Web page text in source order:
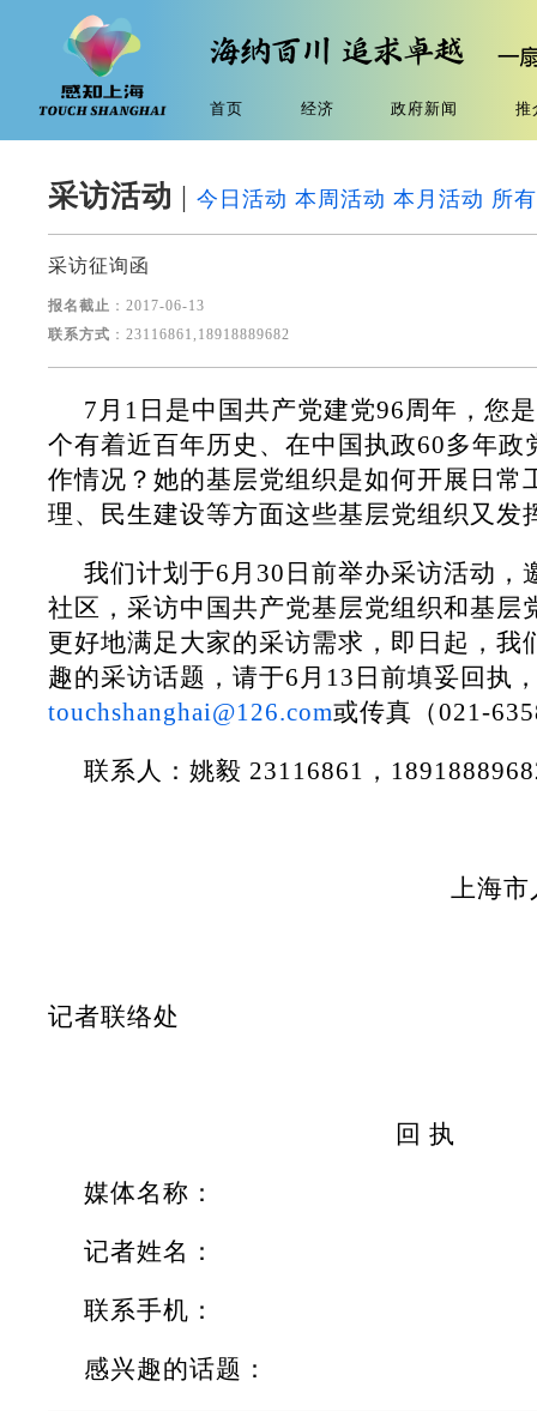
首页 经济 政府新闻 推
采访活动 | 今日活动 本周活动 本月活动 所
采访征询函
报名截止 ：2017-06-13
联系方式 ：23116861,18918889682
7月1日是中国共产党建党96周年，您
个有着近百年历史、在中国执政60多年政
作情况？她的基层党组织是如何开展日常
理、民生建设等方面这些基层党组织又发
我们计划于6月30日前举办采访活动，
社区，采访中国共产党基层党组织和基层
更好地满足大家的采访需求，即日起，我
趣的采访话题，请于6月13日前填妥回执
touchshanghai@126.com或传真（021-
联系人：姚毅 23116861，
上海市
记者联络处
回 执
媒体名称：
记者姓名：
联系手机：
感兴趣的话题：